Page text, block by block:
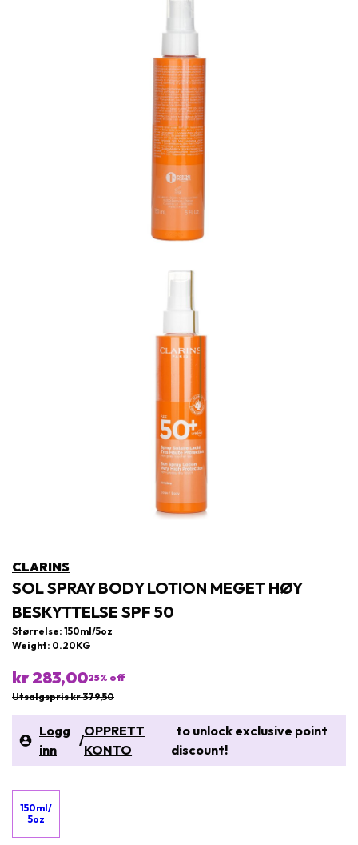
CLARINS
SOL SPRAY BODY LOTION MEGET HØY
BESKYTTELSE SPF 50
Størrelse: 150ml/5oz
Weight: 0.20KG
kr 283,0025% off
Utsalgspris kr 379,50
Logg
inn
/
OPPRETT
KONTO
to unlock exclusive point
discount!
150ml/
5oz